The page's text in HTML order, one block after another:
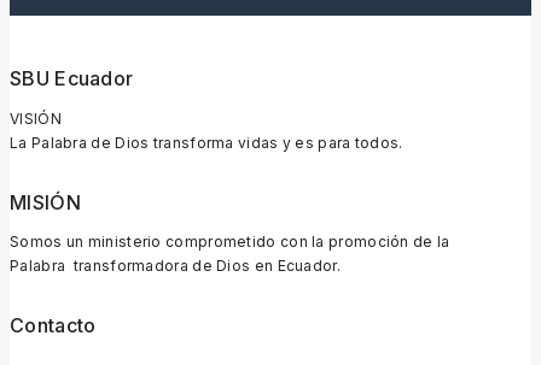
SBU Ecuador
VISIÓN
La Palabra de Dios transforma vidas y es para todos.
MISIÓN
Somos un ministerio comprometido con la promoción de la
Palabra transformadora de Dios en Ecuador.
Contacto